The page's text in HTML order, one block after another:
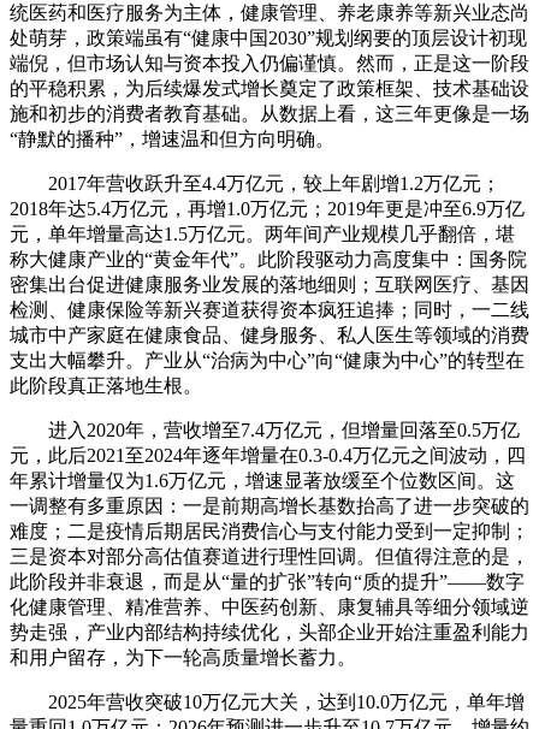
统医药和医疗服务为主体，健康管理、养老康养等新兴业态尚
处萌芽，政策端虽有“健康中国2030”规划纲要的顶层设计初现
端倪，但市场认知与资本投入仍偏谨慎。然而，正是这一阶段
的平稳积累，为后续爆发式增长奠定了政策框架、技术基础设
施和初步的消费者教育基础。从数据上看，这三年更像是一场
“静默的播种”，增速温和但方向明确。
2017年营收跃升至4.4万亿元，较上年剧增1.2万亿元；
2018年达5.4万亿元，再增1.0万亿元；2019年更是冲至6.9万亿
元，单年增量高达1.5万亿元。两年间产业规模几乎翻倍，堪
称大健康产业的“黄金年代”。此阶段驱动力高度集中：国务院
密集出台促进健康服务业发展的落地细则；互联网医疗、基因
检测、健康保险等新兴赛道获得资本疯狂追捧；同时，一二线
城市中产家庭在健康食品、健身服务、私人医生等领域的消费
支出大幅攀升。产业从“治病为中心”向“健康为中心”的转型在
此阶段真正落地生根。
进入2020年，营收增至7.4万亿元，但增量回落至0.5万亿
元，此后2021至2024年逐年增量在0.3-0.4万亿元之间波动，四
年累计增量仅为1.6万亿元，增速显著放缓至个位数区间。这
一调整有多重原因：一是前期高增长基数抬高了进一步突破的
难度；二是疫情后期居民消费信心与支付能力受到一定抑制；
三是资本对部分高估值赛道进行理性回调。但值得注意的是，
此阶段并非衰退，而是从“量的扩张”转向“质的提升”——数字
化健康管理、精准营养、中医药创新、康复辅具等细分领域逆
势走强，产业内部结构持续优化，头部企业开始注重盈利能力
和用户留存，为下一轮高质量增长蓄力。
2025年营收突破10万亿元大关，达到10.0万亿元，单年增